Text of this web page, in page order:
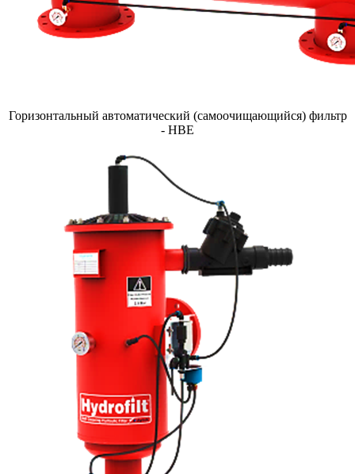
Горизонтальный автоматический (самоочищающийся) фильтр
- НBE